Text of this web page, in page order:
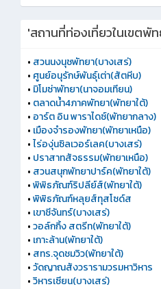
'สถานที่ท่องเที่ยวในเขตพั
• สวนนงนุชพัทยา(บางเสร่)
• ศูนย์อนุรักษ์พันธุ์เต่า(สัตหีบ)
• มิโมซ่าพัทยา(นาจอมเทียน)
• ตลาดน้ำ4ภาคพัทยา(พัทยาใต้)
• อาร์ต อิน พาราไดซ์(พัทยากลาง)
• เมืองจำรองพัทยา(พัทยาเหนือ)
•ไร่องุ่นซิลเวอร์เลค(บางเสร่)
• ปราสาทสัจธรรม(พัทยาเหนือ)
• สวนสนุกพัทยาปาร์ค(พัทยาใต้)
•พิพิธภัณฑ์ริปลีย์ส์(พัทยาใต้)
•พิพิธภัณฑ์หลุยส์ทุสโซด์ส
• เขาชีจันทร์(บางเสร่)
•วอล์กกิ้ง สตรีท(พัทยาใต้)
• เกาะล้าน(พัทยาใต้)
• สทร.จุดชมวิว(พัทยาใต้)
•วัดญาณสังวรารามวรมหาวิหาร
•วิหารเซียน(บางเสร่)